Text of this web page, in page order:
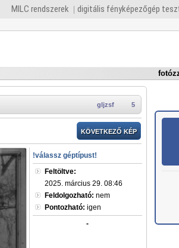
MILC rendszerek digitális fényképezőgép
5
gljzsf
KÖVETKEZŐ KÉP
!válassz géptípust!
Feltöltve:
2025. március 29. 08:46
Feldolgozható: nem
Pontozható: igen
-